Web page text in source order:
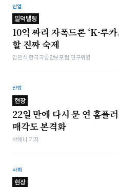
산업
밀덕텔링
10억 짜리 자폭드론 ‘K-루
할 진짜 숙제
김민석 한국국방안보포럼 연구위원
산업
현장
22일 만에 다시 문 연 홈플
매각도 본격화
박해나 기자
사회
현장